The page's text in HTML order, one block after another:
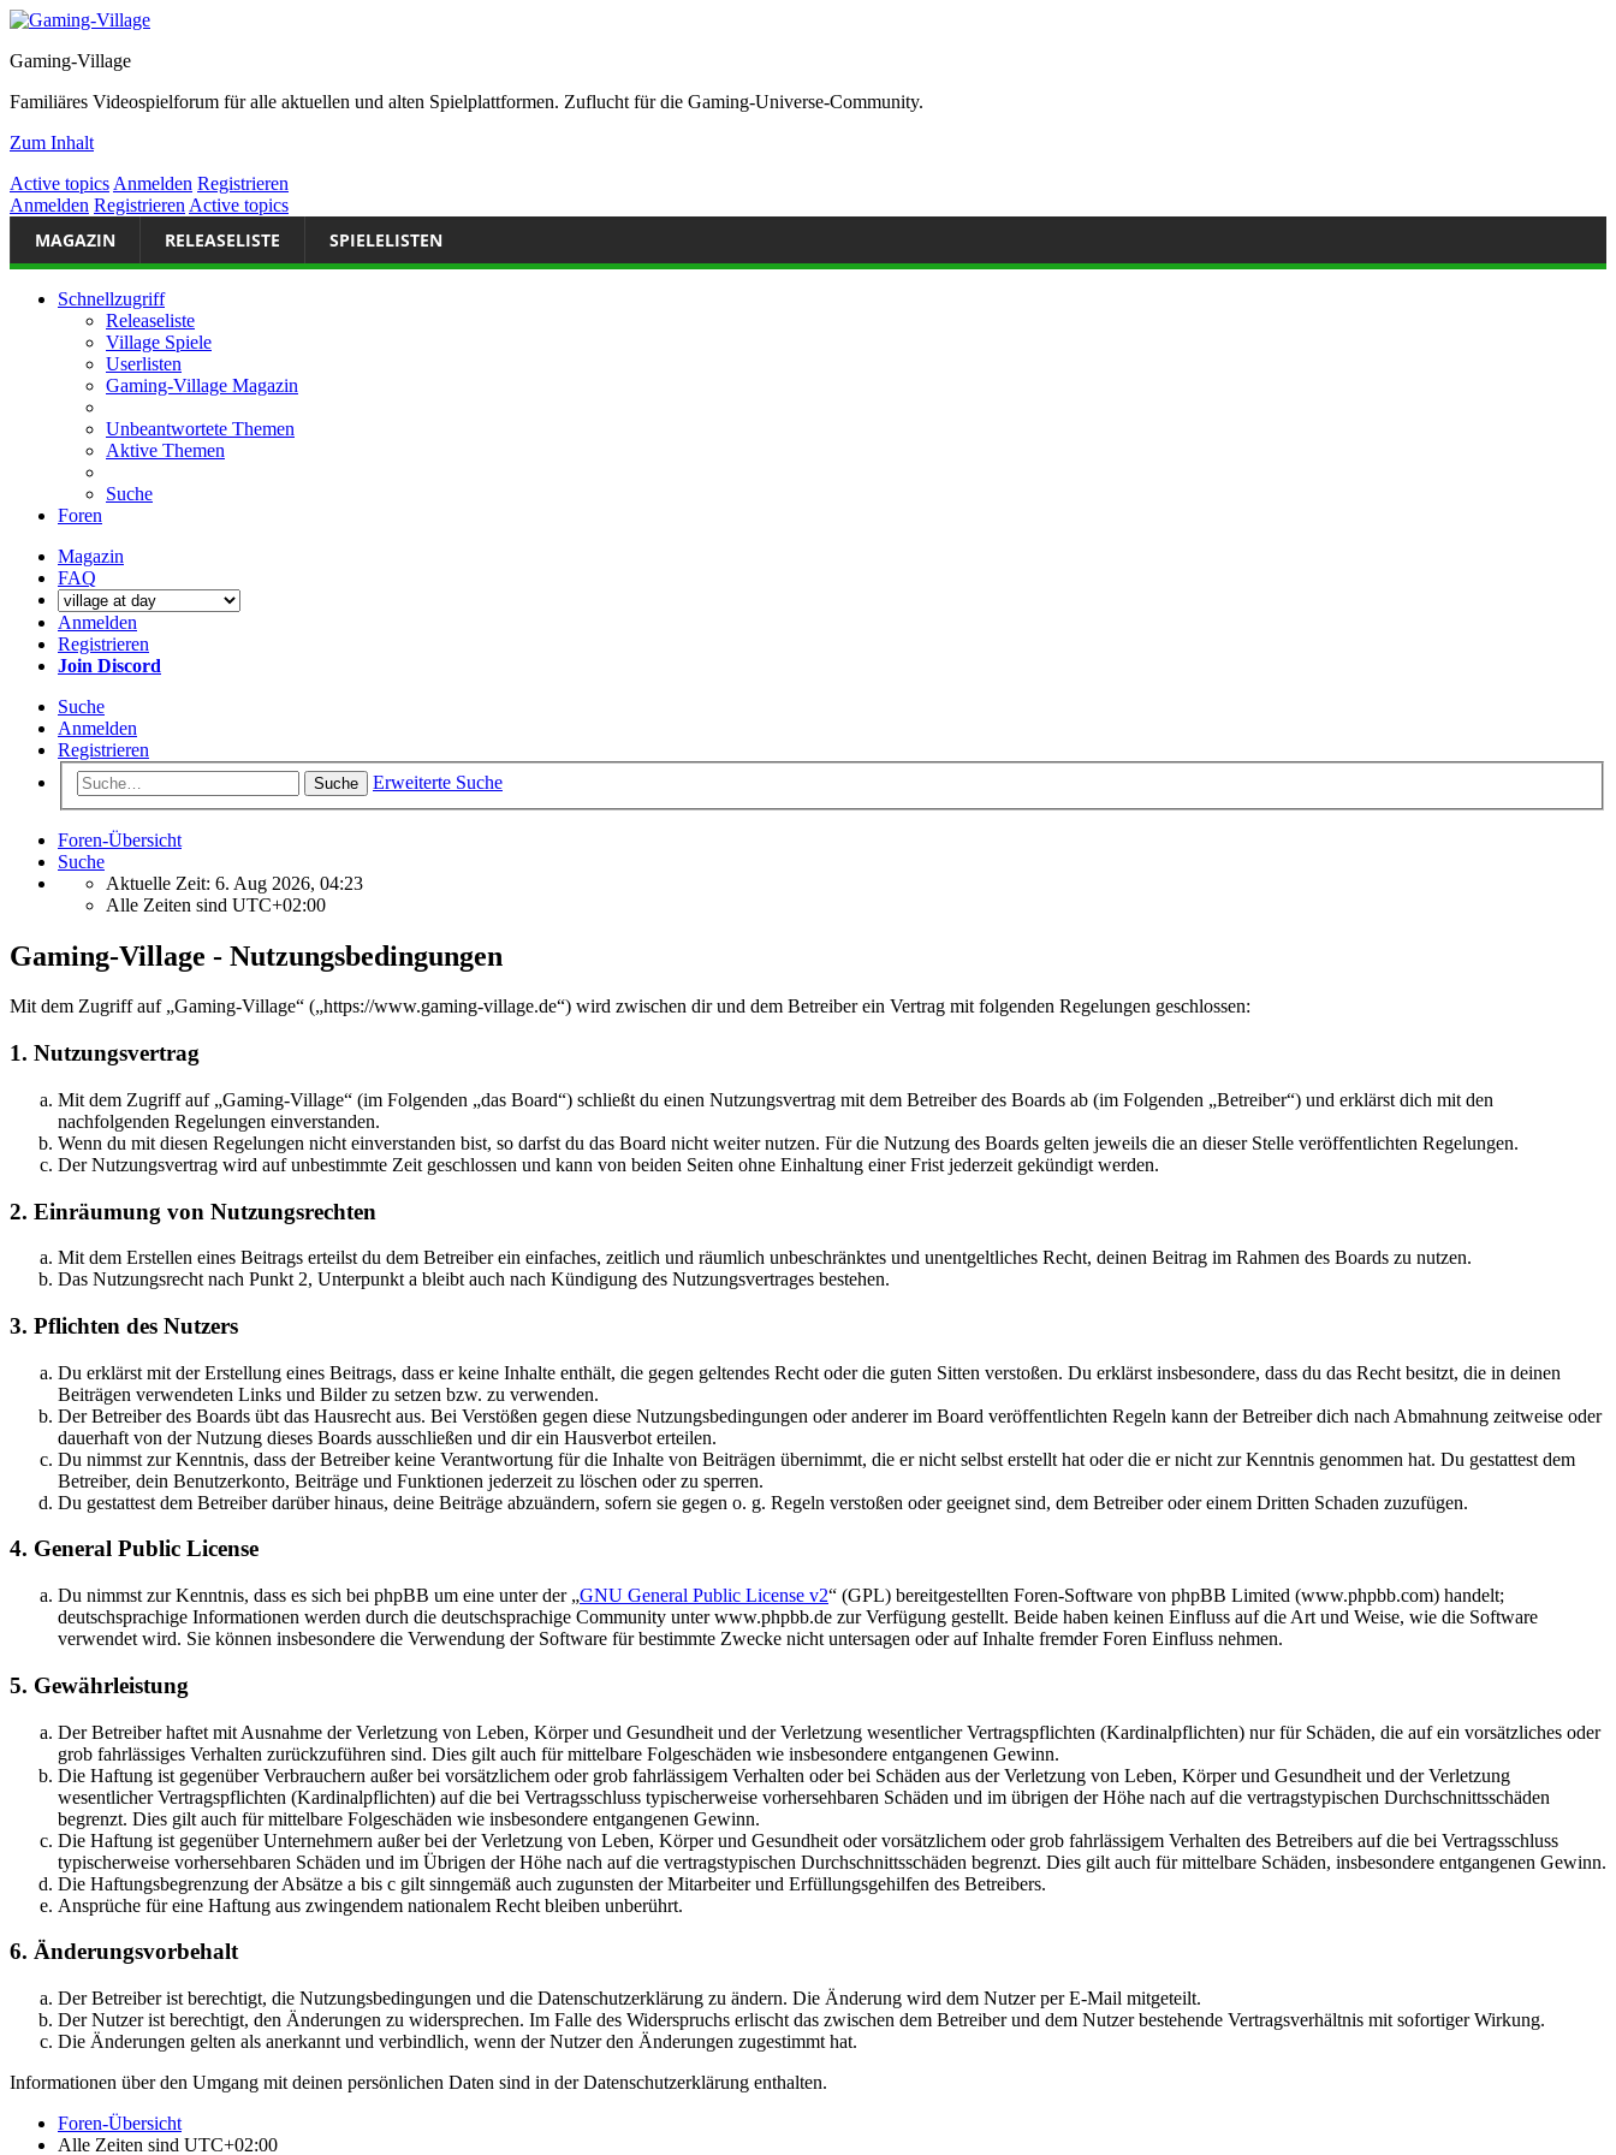
Gaming-Village
Familiäres Videospielforum für alle aktuellen und alten Spielplattformen. Zuflucht für die Gaming-Universe-Community.
Zum Inhalt
Active topics Anmelden Registrieren
Anmelden Registrieren Active topics
MAGAZIN RELEASELISTE SPIELELISTEN
Schnellzugriff
Releaseliste
Village Spiele
Userlisten
Gaming-Village Magazin
Unbeantwortete Themen
Aktive Themen
Suche
Foren
Magazin
FAQ
Anmelden
Registrieren
Join Discord
Suche
Anmelden
Registrieren
Suche Erweiterte Suche
Foren-Übersicht
Suche
Aktuelle Zeit: 6. Aug 2026, 04:23
Alle Zeiten sind UTC+02:00
Gaming-Village - Nutzungsbedingungen
Mit dem Zugriff auf „Gaming-Village“ („https://www.gaming-village.de“) wird zwischen dir und dem Betreiber ein Vertrag mit folgenden Regelungen geschlossen:
1. Nutzungsvertrag
Mit dem Zugriff auf „Gaming-Village“ (im Folgenden „das Board“) schließt du einen Nutzungsvertrag mit dem Betreiber des Boards ab (im Folgenden „Betreiber“) und erklärst dich mit den
nachfolgenden Regelungen einverstanden.
Wenn du mit diesen Regelungen nicht einverstanden bist, so darfst du das Board nicht weiter nutzen. Für die Nutzung des Boards gelten jeweils die an dieser Stelle veröffentlichten Regelungen.
Der Nutzungsvertrag wird auf unbestimmte Zeit geschlossen und kann von beiden Seiten ohne Einhaltung einer Frist jederzeit gekündigt werden.
2. Einräumung von Nutzungsrechten
Mit dem Erstellen eines Beitrags erteilst du dem Betreiber ein einfaches, zeitlich und räumlich unbeschränktes und unentgeltliches Recht, deinen Beitrag im Rahmen des Boards zu nutzen.
Das Nutzungsrecht nach Punkt 2, Unterpunkt a bleibt auch nach Kündigung des Nutzungsvertrages bestehen.
3. Pflichten des Nutzers
Du erklärst mit der Erstellung eines Beitrags, dass er keine Inhalte enthält, die gegen geltendes Recht oder die guten Sitten verstoßen. Du erklärst insbesondere, dass du das Recht besitzt, die in deinen
Beiträgen verwendeten Links und Bilder zu setzen bzw. zu verwenden.
Der Betreiber des Boards übt das Hausrecht aus. Bei Verstößen gegen diese Nutzungsbedingungen oder anderer im Board veröffentlichten Regeln kann der Betreiber dich nach Abmahnung zeitweise oder
dauerhaft von der Nutzung dieses Boards ausschließen und dir ein Hausverbot erteilen.
Du nimmst zur Kenntnis, dass der Betreiber keine Verantwortung für die Inhalte von Beiträgen übernimmt, die er nicht selbst erstellt hat oder die er nicht zur Kenntnis genommen hat. Du gestattest dem
Betreiber, dein Benutzerkonto, Beiträge und Funktionen jederzeit zu löschen oder zu sperren.
Du gestattest dem Betreiber darüber hinaus, deine Beiträge abzuändern, sofern sie gegen o. g. Regeln verstoßen oder geeignet sind, dem Betreiber oder einem Dritten Schaden zuzufügen.
4. General Public License
Du nimmst zur Kenntnis, dass es sich bei phpBB um eine unter der „GNU General Public License v2“ (GPL) bereitgestellten Foren-Software von phpBB Limited (www.phpbb.com) handelt;
deutschsprachige Informationen werden durch die deutschsprachige Community unter www.phpbb.de zur Verfügung gestellt. Beide haben keinen Einfluss auf die Art und Weise, wie die Software
verwendet wird. Sie können insbesondere die Verwendung der Software für bestimmte Zwecke nicht untersagen oder auf Inhalte fremder Foren Einfluss nehmen.
5. Gewährleistung
Der Betreiber haftet mit Ausnahme der Verletzung von Leben, Körper und Gesundheit und der Verletzung wesentlicher Vertragspflichten (Kardinalpflichten) nur für Schäden, die auf ein vorsätzliches oder
grob fahrlässiges Verhalten zurückzuführen sind. Dies gilt auch für mittelbare Folgeschäden wie insbesondere entgangenen Gewinn.
Die Haftung ist gegenüber Verbrauchern außer bei vorsätzlichem oder grob fahrlässigem Verhalten oder bei Schäden aus der Verletzung von Leben, Körper und Gesundheit und der Verletzung
wesentlicher Vertragspflichten (Kardinalpflichten) auf die bei Vertragsschluss typischerweise vorhersehbaren Schäden und im übrigen der Höhe nach auf die vertragstypischen Durchschnittsschäden
begrenzt. Dies gilt auch für mittelbare Folgeschäden wie insbesondere entgangenen Gewinn.
Die Haftung ist gegenüber Unternehmern außer bei der Verletzung von Leben, Körper und Gesundheit oder vorsätzlichem oder grob fahrlässigem Verhalten des Betreibers auf die bei Vertragsschluss
typischerweise vorhersehbaren Schäden und im Übrigen der Höhe nach auf die vertragstypischen Durchschnittsschäden begrenzt. Dies gilt auch für mittelbare Schäden, insbesondere entgangenen Gewinn.
Die Haftungsbegrenzung der Absätze a bis c gilt sinngemäß auch zugunsten der Mitarbeiter und Erfüllungsgehilfen des Betreibers.
Ansprüche für eine Haftung aus zwingendem nationalem Recht bleiben unberührt.
6. Änderungsvorbehalt
Der Betreiber ist berechtigt, die Nutzungsbedingungen und die Datenschutzerklärung zu ändern. Die Änderung wird dem Nutzer per E-Mail mitgeteilt.
Der Nutzer ist berechtigt, den Änderungen zu widersprechen. Im Falle des Widerspruchs erlischt das zwischen dem Betreiber und dem Nutzer bestehende Vertragsverhältnis mit sofortiger Wirkung.
Die Änderungen gelten als anerkannt und verbindlich, wenn der Nutzer den Änderungen zugestimmt hat.
Informationen über den Umgang mit deinen persönlichen Daten sind in der Datenschutzerklärung enthalten.
Foren-Übersicht
Alle Zeiten sind UTC+02:00